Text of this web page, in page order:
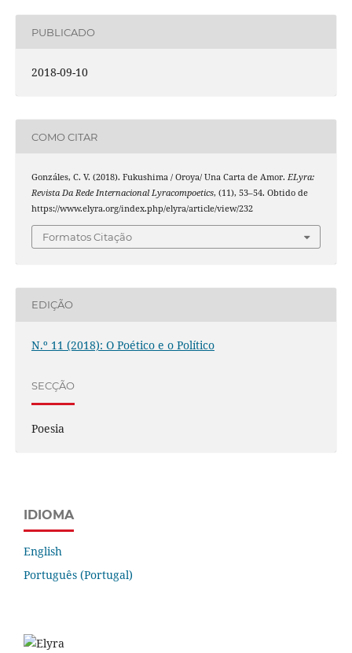
PUBLICADO
2018-09-10
COMO CITAR
Gonzáles, C. V. (2018). Fukushima / Oroya/ Una Carta de Amor. ELyra:
Revista Da Rede Internacional Lyracompoetics, (11), 53–54. Obtido de
https://www.elyra.org/index.php/elyra/article/view/232
Formatos Citação
EDIÇÃO
N.º 11 (2018): O Poético e o Político
SECÇÃO
Poesia
IDIOMA
English
Português (Portugal)